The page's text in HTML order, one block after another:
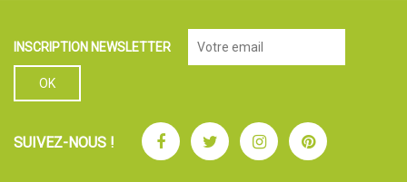
INSCRIPTION NEWSLETTER
SUIVEZ-NOUS ! FacebookTwitterInstagramPinterest